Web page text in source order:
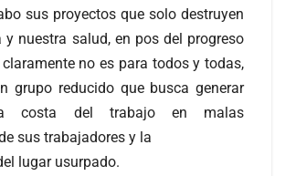
sus proyectos que solo destruyen
y nuestra salud, en pos del progreso
no es para todos y todas,
grupo reducido que busca generar
costa del trabajo en malas
sus trabajadores y la
lugar usurpado.